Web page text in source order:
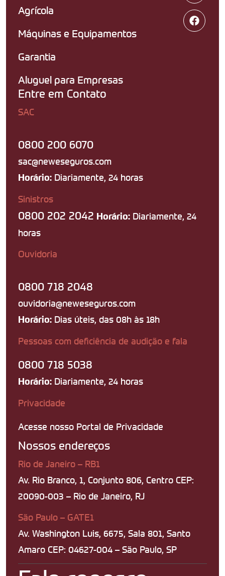
Agrícola
Máquinas e Equipamentos
Garantia
Aluguel para Empresas
Entre em Contato
SAC
0800 200 6070
sac@neweseguros.com
Horário: Diariamente, 24 horas
Sinistros
0800 202 2042 Horário: Diariamente, 24
horas
Ouvidoria
0800 718 2048
ouvidoria@neweseguros.com
Horário: Dias úteis, das 08h às 18h
Pessoas com deficiência de audição e fala
0800 718 5038
Horário: Diariamente, 24 horas
Privacidade
Acesse nosso Portal de Privacidade
Nossos endereços
Rio de Janeiro – RB1
Av. Rio Branco, 1, Conjunto 806, Centro CEP:
20090-003 – Rio de Janeiro, RJ
São Paulo – GATE1
Av. Washington Luis, 6675, Sala 801, Santo
Amaro CEP: 04627-004 – São Paulo, SP